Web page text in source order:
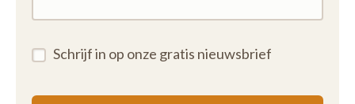
Schrijf in op onze gratis nieuwsbrief